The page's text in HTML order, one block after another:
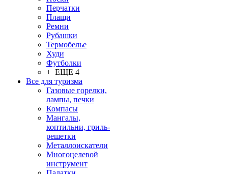
Перчатки
Плащи
Ремни
Рубашки
Термобелье
Худи
Футболки
+ ЕЩЕ 4
Все для туризма
Газовые горелки,
лампы, печки
Компасы
Мангалы,
коптильни, гриль-
решетки
Металлоискатели
Многоцелевой
инструмент